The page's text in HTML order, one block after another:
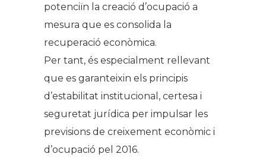
potenciïn la creació d’ocupació a
mesura que es consolida la
recuperació econòmica.
Per tant, és especialment rellevant
que es garanteixin els principis
d’estabilitat institucional, certesa i
seguretat jurídica per impulsar les
previsions de creixement econòmic i
d’ocupació pel 2016.